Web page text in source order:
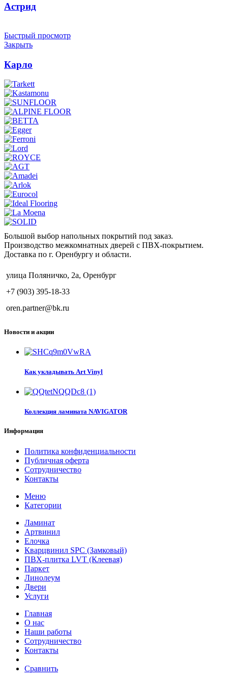
Астрид
Быстрый просмотр
Закрыть
Карло
Большой выбор напольных покрытий под заказ.
Производство межкомнатных дверей с ПВХ-покрытием.
Доставка по г. Оренбургу и области.
улица Поляничко, 2а, Оренбург
+7 (903) 395-18-33
oren.partner@bk.ru
Новости и акции
Как укладывать Art Vinyl
Коллекция ламината NAVIGATOR
Информация
Политика конфиденциальности
Публичная оферта
Сотрудничество
Контакты
Меню
Категории
Ламинат
Артвинил
Елочка
Кварцвинил SPC (Замковый)
ПВХ-плитка LVT (Клеевая)
Паркет
Линолеум
Двери
Услуги
Главная
О нас
Наши работы
Сотрудничество
Контакты
Сравнить